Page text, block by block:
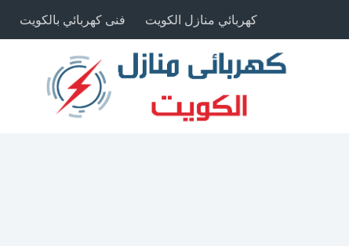
كهربائي منازل الكويت فنى كهربائي بالكويت